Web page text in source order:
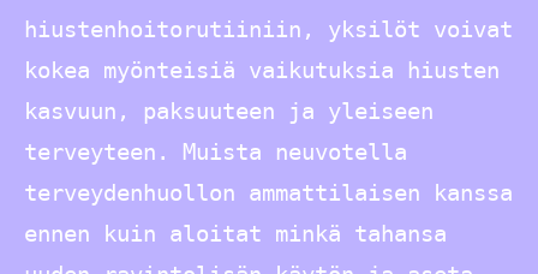
hiustenhoitorutiiniin, yksilöt voivat
kokea myönteisiä vaikutuksia hiusten
kasvuun, paksuuteen ja yleiseen
terveyteen. Muista neuvotella
terveydenhuollon ammattilaisen kanssa
ennen kuin aloitat minkä tahansa